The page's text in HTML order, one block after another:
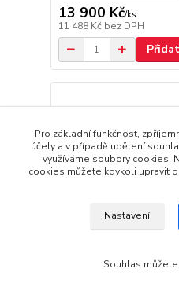
13 900 Kč/ks
11 488 Kč bez DPH
Pro základní funkčnost,
účely a v případě udělení
využíváme soubory cookies.
cookies můžete kdykoli upravit
Nastavení
Souhlas